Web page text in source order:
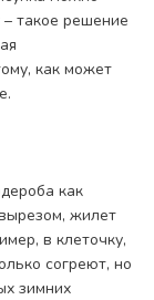
такое решение
как может
как
жилет
в клеточку,
согреют, но
зимних